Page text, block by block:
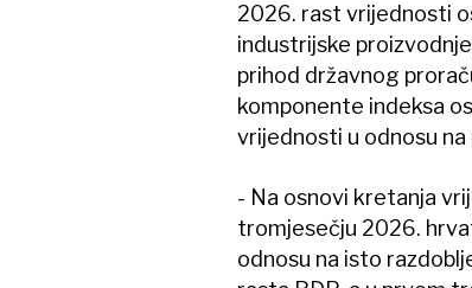
2026. rast vrijednosti
industrijske
prihod državnog
komponente indeksa
vrijednosti u odnosu
- Na osnovi kretanja
tromjesečju 2026.
odnosu na isto